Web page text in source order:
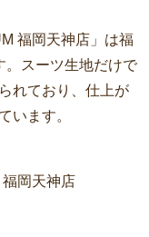
福岡天神店」は福
。スーツ生地だけで
れており、仕上が
います。
岡天神店